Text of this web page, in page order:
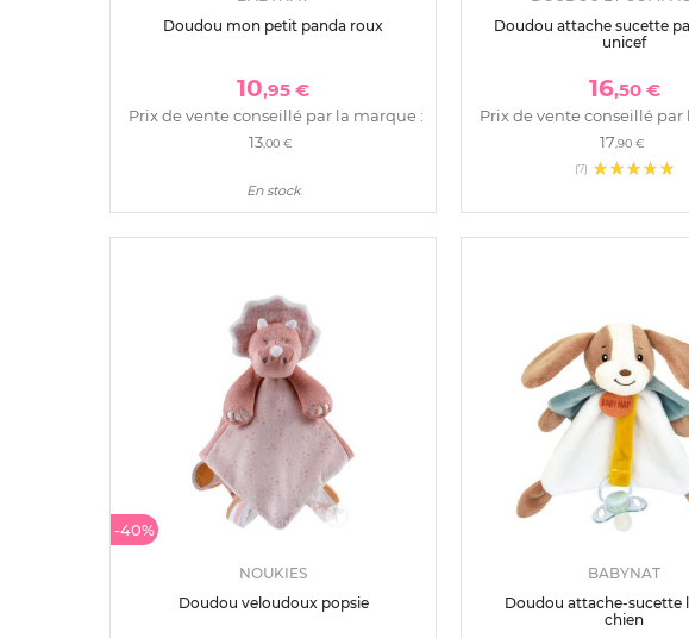
Doudou mon petit panda roux
10,95 €
Prix de vente conseillé par la marque :
13,00 €
En stock
Doudou attache sucette
unicef
16,50 €
Prix de vente conseillé par
17 ,90 €
(7)
-40%
NOUKIES
Doudou veloudoux popsie
BABYNAT
Doudou attache-sucette
chien